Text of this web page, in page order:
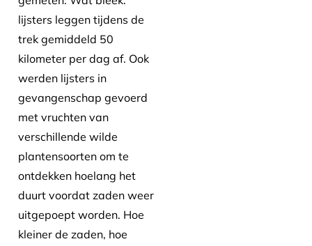
lijsters leggen tijdens de
trek gemiddeld 50
kilometer per dag af. Ook
werden lijsters in
gevangenschap gevoerd
met vruchten van
verschillende wilde
plantensoorten om te
ontdekken hoelang het
duurt voordat zaden weer
uitgepoept worden. Hoe
kleiner de zaden, hoe